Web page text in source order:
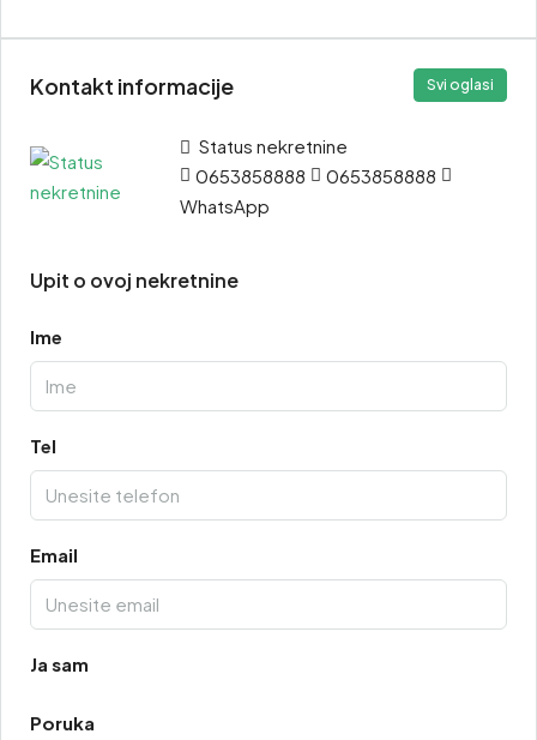
Kontakt informacije Svi oglasi
Status nekretnine
0653858888
0653858888
WhatsApp
Upit o ovoj nekretnine
Ime
Tel
Email
Ja sam
Poruka